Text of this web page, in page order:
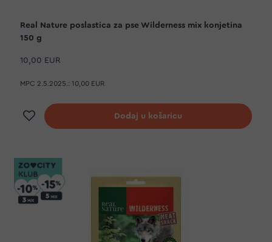
Real Nature poslastica za pse Wilderness mix konjetina
150 g
10,00 EUR
MPC 2.5.2025.: 10,00 EUR
Dodaj na listu želja
Dodaj u košaricu